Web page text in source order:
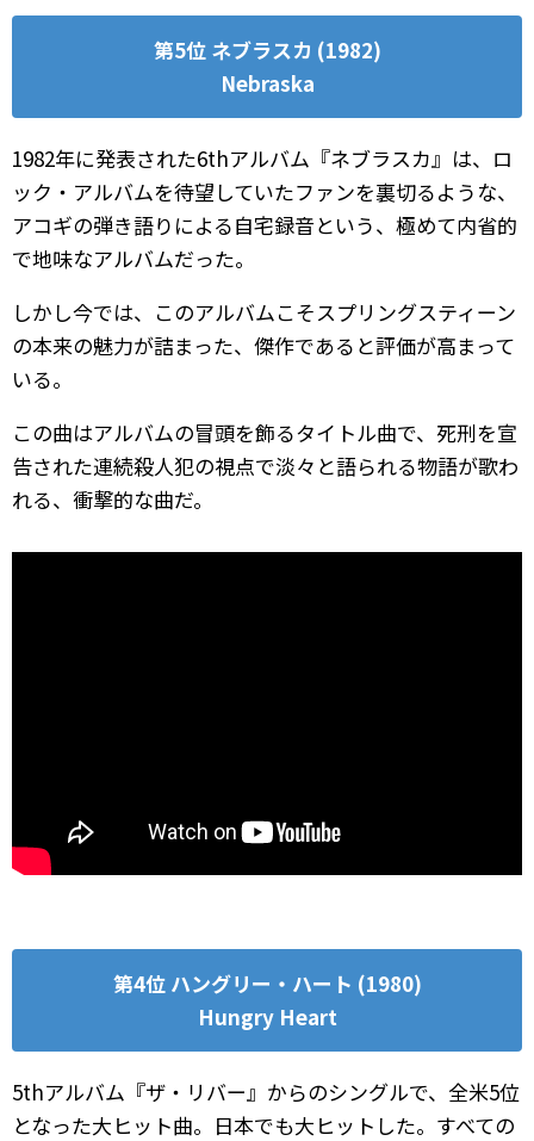
第5位 ネブラスカ (1982)
Nebraska
1982年に発表された6thアルバム『ネブラスカ』は、ロ
ック・アルバムを待望していたファンを裏切るような、
アコギの弾き語りによる自宅録音という、極めて内省的
で地味なアルバムだった。
しかし今では、このアルバムこそスプリングスティーン
の本来の魅力が詰まった、傑作であると評価が高まって
いる。
この曲はアルバムの冒頭を飾るタイトル曲で、死刑を宣
告された連続殺人犯の視点で淡々と語られる物語が歌わ
れる、衝撃的な曲だ。
第4位 ハングリー・ハート (1980)
Hungry Heart
5thアルバム『ザ・リバー』からのシングルで、全米5位
となった大ヒット曲。日本でも大ヒットした。すべての